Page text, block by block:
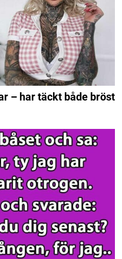
– har täckt både bröst